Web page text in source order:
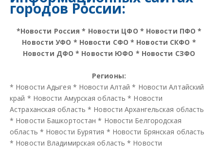
городов России:
*Новости Россия * Новости ЦФО * Новости ПФО *
Новости УФО * Новости СФО * Новости СКФО *
Новости ДФО * Новости ЮФО * Новости СЗФО
Регионы:
* Новости Адыгея * Новости Алтай * Новости Алтайский
край * Новости Амурская область * Новости
Астраханская область * Новости Архангельская область
* Новости Башкортостан * Новости Белгородская
область * Новости Бурятия * Новости Брянская область
* Новости Владимирская область * Новости